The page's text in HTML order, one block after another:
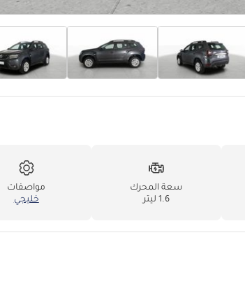
سعة المحرك
1.6 ليتر
مواصفات
خليجي